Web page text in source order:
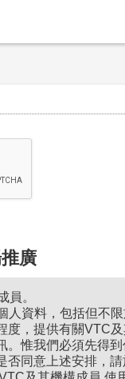
廣
員。
人資料，包括但不
度，提供有關VTC
。惟我們必須先得
否同意上述安排，